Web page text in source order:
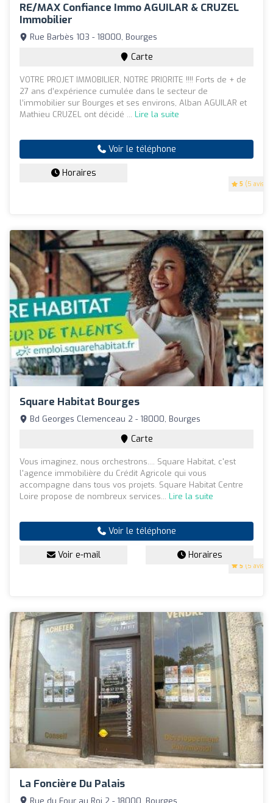
RE/MAX Confiance Immo AGUILAR & CRUZEL
Immobilier
5 (5 avis)
Rue Barbès 103 - 18000, Bourges
Carte
VOTRE PROJET IMMOBILIER, NOTRE PRIORITE !!!! Forts de + de
27 ans d’expérience cumulée dans le secteur de
l’immobilier sur Bourges et ses environs, Alban AGUILAR et
Mathieu CRUZEL ont décidé ... Lire la suite
Voir le téléphone
Horaires
Square Habitat Bourges
5 (5 avis)
Bd Georges Clemenceau 2 - 18000, Bourges
Carte
Vous imaginez, nous orchestrons.... Square Habitat, c'est
l'agence immobilière du Crédit Agricole qui vous
accompagne dans tous vos projets. Square Habitat Centre
Loire propose de nombreux services... Lire la suite
Voir le téléphone
Voir e-mail Horaires
La Foncière Du Palais
Rue du Four au Roi 2 - 18000, Bourges